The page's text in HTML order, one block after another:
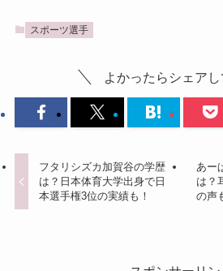
スポーツ選手
よかったらシェアし
フタリシズカ加賀谷の学歴
は？日本体育大学出身で日
本選手権3位の実績も！
あー
は？
の声